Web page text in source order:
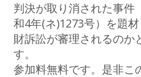
判決が取り消された事件
和4年(ネ)1273号）を題
財訴訟が審理されるのか
す。
参加料無料です。是非こ